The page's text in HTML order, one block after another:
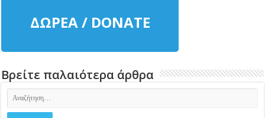
ΔΩΡΕΑ / DONATE
Βρείτε παλαιότερα άρθρα